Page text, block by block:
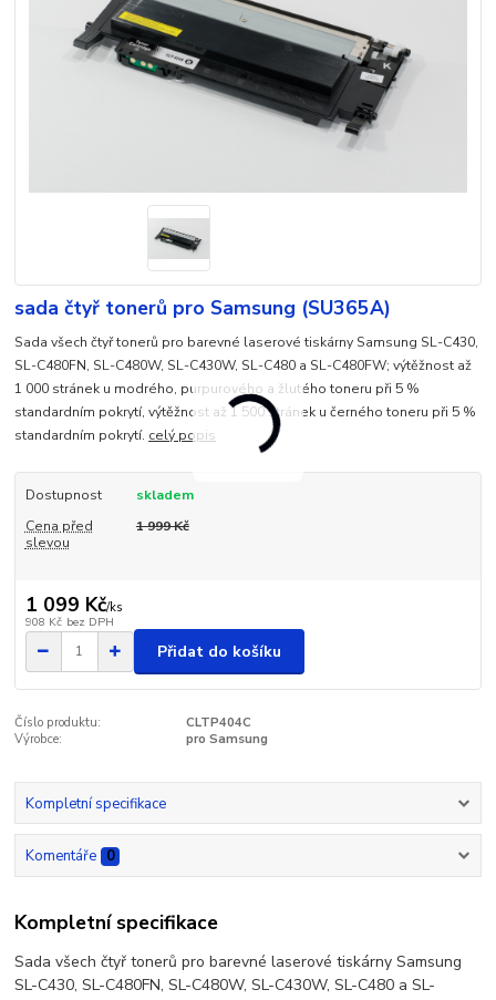
sada čtyř tonerů pro Samsung (SU365A)
Sada všech čtyř tonerů pro barevné laserové tiskárny Samsung SL-C430,
SL-C480FN, SL-C480W, SL-C430W, SL-C480 a SL-C480FW; výtěžnost až
1 000 stránek u modrého, purpurového a žlutého toneru při 5 %
standardním pokrytí, výtěžnost až 1 500 stránek u černého toneru při 5 %
standardním pokrytí. celý popis
Dostupnost
skladem
Cena před
slevou
1 999 Kč
1 099 Kč/ks
908 Kč bez DPH
Přidat do košíku
Číslo produktu:
CLTP404C
Výrobce:
pro Samsung
Kompletní specifikace
Komentáře 0
Kompletní specifikace
Sada všech čtyř tonerů pro barevné laserové tiskárny Samsung
SL-C430, SL-C480FN, SL-C480W, SL-C430W, SL-C480 a SL-